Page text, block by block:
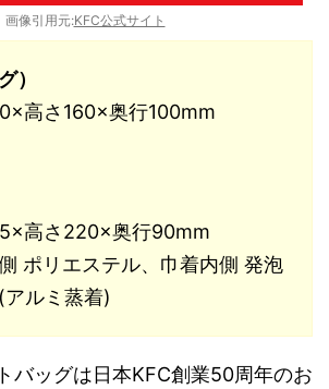
画像引用元:KFC公式サイト
）
高さ160×奥行100mm
高さ220×奥行90mm
ポリエステル、巾着内側 発泡
ルミ蒸着)
バッグは日本KFC創業50周年のお